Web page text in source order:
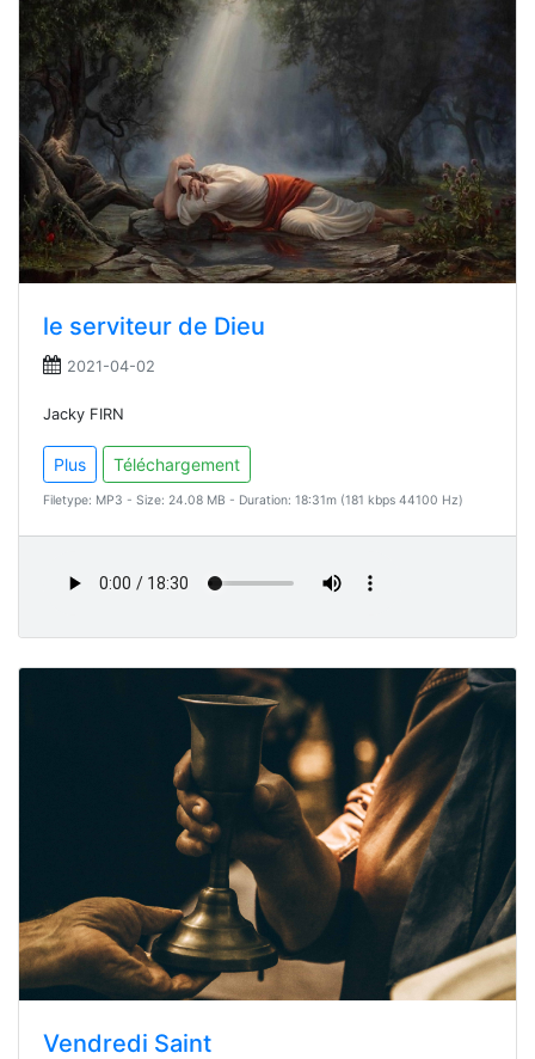
le serviteur de Dieu
2021-04-02
Jacky FIRN
Plus Téléchargement
Filetype: MP3 - Size: 24.08 MB - Duration: 18:31m (181 kbps 44100 Hz)
Vendredi Saint